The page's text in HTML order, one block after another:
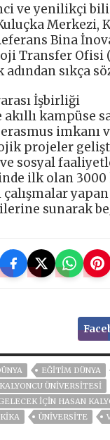
ve yenilikçi
Merkezi,
Bina
Transfer Ofisi
adından sıkça
İşbirliği
akıllı kampüse
imkanı
projeler
sosyal
ilk olan 3000
sunarak
EĞİTİM DÜNYA
ÜNİVERSİTESİ
İÇİN HASAN
ÜNİVERSİTE